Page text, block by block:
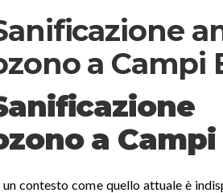
a Campi
a
un contesto come quello attuale è